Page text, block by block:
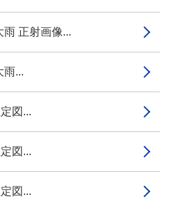
正射画像...
雨...
図...
図...
図...